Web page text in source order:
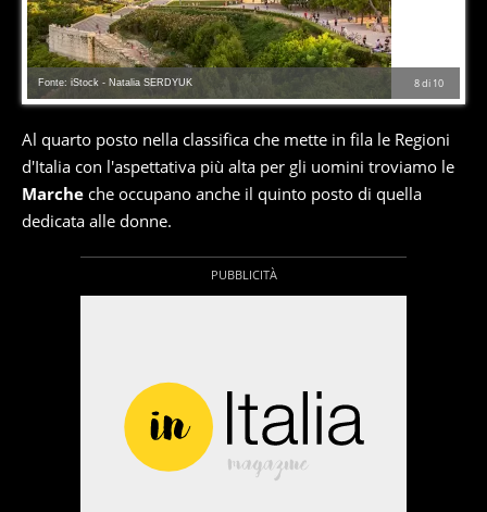
8di 10
Fonte: iStock - Natalia SERDYUK
Al quarto posto nella classifica che mette in fila le Regioni
d'Italia con l'aspettativa più alta per gli uomini troviamo le
Marche che occupano anche il quinto posto di quella
dedicata alle donne.